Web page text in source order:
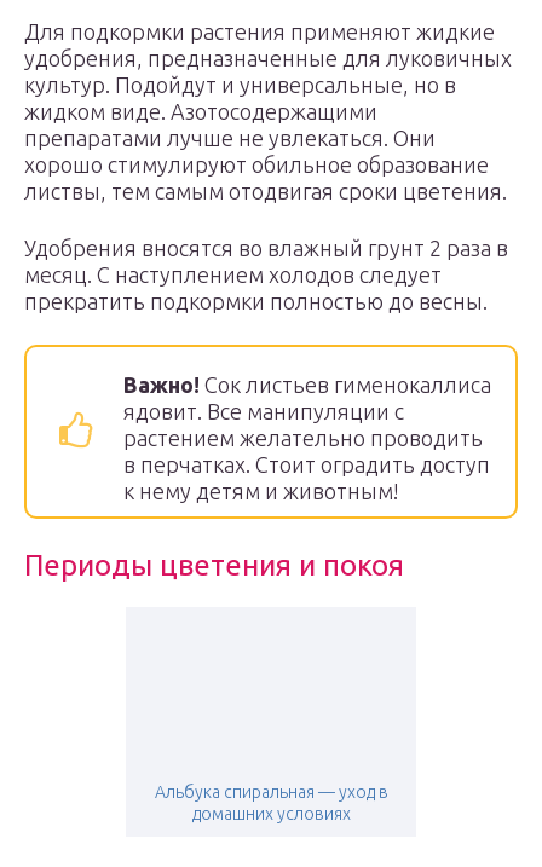
Для подкормки растения применяют жидкие
удобрения, предназначенные для луковичных
культур. Подойдут и универсальные, но в
жидком виде. Азотосодержащими
препаратами лучше не увлекаться. Они
хорошо стимулируют обильное образование
листвы, тем самым отодвигая сроки цветения.
Удобрения вносятся во влажный грунт 2 раза в
месяц. С наступлением холодов следует
прекратить подкормки полностью до весны.
Важно! Сок листьев гименокаллиса
ядовит. Все манипуляции с
растением желательно проводить
в перчатках. Стоит оградить доступ
к нему детям и животным!
Периоды цветения и покоя
Альбука спиральная — уход в
домашних условиях